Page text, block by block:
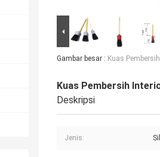
Gambar besar : Kuas
Kuas Pembersih
Deskripsi
Jenis: